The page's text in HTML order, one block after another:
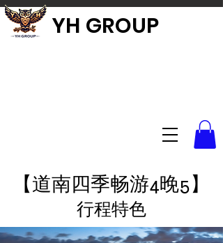
YH GROUP
【道南四季畅游4晚5】
​行程特色